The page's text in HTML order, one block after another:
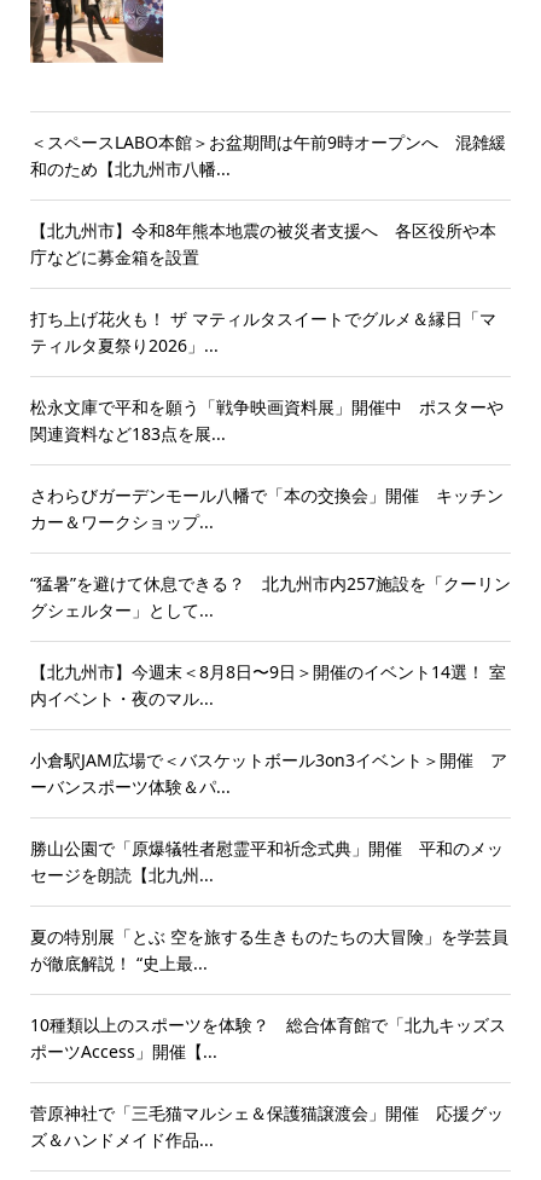
＜スペースLABO本館＞お盆期間は午前9時オープンへ 混雑緩
和のため【北九州市八幡...
【北九州市】令和8年熊本地震の被災者支援へ 各区役所や本
庁などに募金箱を設置
打ち上げ花火も！ ザ マティルタスイートでグルメ＆縁日「マ
ティルタ夏祭り2026」...
松永文庫で平和を願う「戦争映画資料展」開催中 ポスターや
関連資料など183点を展...
さわらびガーデンモール八幡で「本の交換会」開催 キッチン
カー＆ワークショップ...
“猛暑”を避けて休息できる？ 北九州市内257施設を「クーリン
グシェルター」として...
【北九州市】今週末＜8月8日〜9日＞開催のイベント14選！ 室
内イベント・夜のマル...
小倉駅JAM広場で＜バスケットボール3on3イベント＞開催 ア
ーバンスポーツ体験＆パ...
勝山公園で「原爆犠牲者慰霊平和祈念式典」開催 平和のメッ
セージを朗読【北九州...
夏の特別展「とぶ 空を旅する生きものたちの大冒険」を学芸員
が徹底解説！ “史上最...
10種類以上のスポーツを体験？ 総合体育館で「北九キッズス
ポーツAccess」開催【...
菅原神社で「三毛猫マルシェ＆保護猫譲渡会」開催 応援グッ
ズ＆ハンドメイド作品...